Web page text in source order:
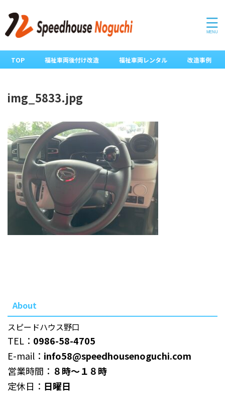
TOP 福祉車両後付け改造 福祉車両レンタル 改造事例
img_5833.jpg
About
スピードハウス野口
TEL： 0986-58-4705
E-mail： info58@speedhousenoguchi.com
営業時間： ８時～１８時
定休日： 日曜日